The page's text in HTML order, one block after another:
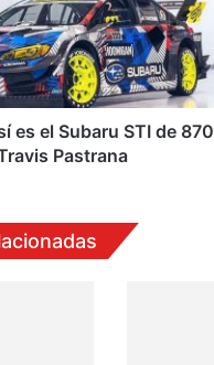
es el Subaru STI de 870
Pastrana